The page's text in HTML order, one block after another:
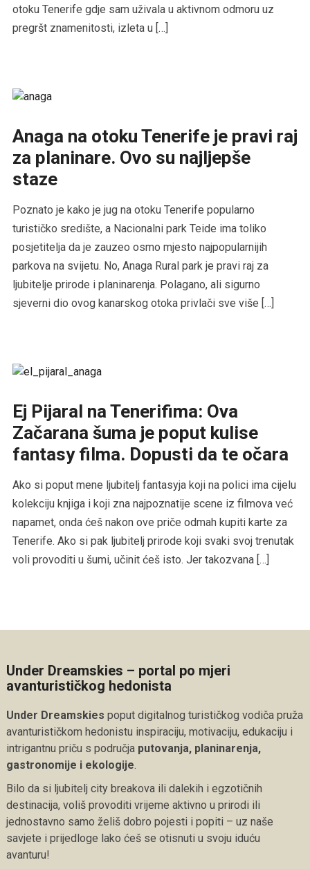
otoku Tenerife gdje sam uživala u aktivnom odmoru uz
pregršt znamenitosti, izleta u […]
Anaga na otoku Tenerife je pravi raj
za planinare. Ovo su najljepše
staze
Poznato je kako je jug na otoku Tenerife popularno
turističko središte, a Nacionalni park Teide ima toliko
posjetitelja da je zauzeo osmo mjesto najpopularnijih
parkova na svijetu. No, Anaga Rural park je pravi raj za
ljubitelje prirode i planinarenja. Polagano, ali sigurno
sjeverni dio ovog kanarskog otoka privlači sve više […]
Ej Pijaral na Tenerifima: Ova
Začarana šuma je poput kulise
fantasy filma. Dopusti da te očara
Ako si poput mene ljubitelj fantasyja koji na polici ima cijelu
kolekciju knjiga i koji zna najpoznatije scene iz filmova već
napamet, onda ćeš nakon ove priče odmah kupiti karte za
Tenerife. Ako si pak ljubitelj prirode koji svaki svoj trenutak
voli provoditi u šumi, učinit ćeš isto. Jer takozvana […]
Under Dreamskies – portal po mjeri
avanturističkog hedonista
Under Dreamskies poput digitalnog turističkog vodiča pruža
avanturističkom hedonistu inspiraciju, motivaciju, edukaciju i
intrigantnu priču s područja putovanja, planinarenja,
gastronomije i ekologije
Bilo da si ljubitelj city breakova ili dalekih i egzotičnih
destinacija, voliš provoditi vrijeme aktivno u prirodi ili
jednostavno samo želiš dobro pojesti i popiti – uz naše
savjete i prijedloge lako ćeš se otisnuti u svoju iduću
avanturu!